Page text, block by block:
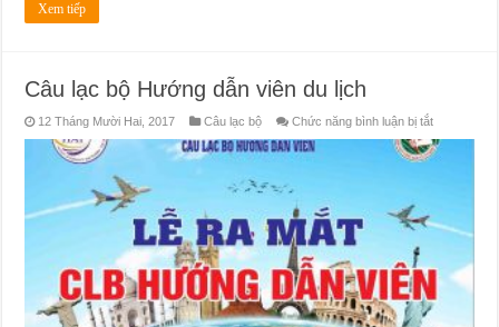
Xem tiếp
Câu lạc bộ Hướng dẫn viên du lịch
12 Tháng Mười Hai, 2017 Câu lạc bộ Chức năng bình luận bị tắtở
lạc
bộ
du
lịch